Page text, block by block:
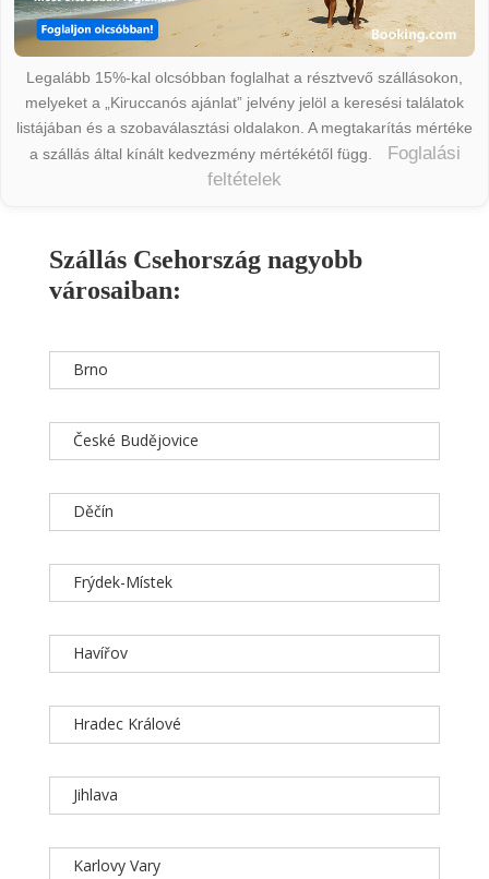
Legalább 15%-kal olcsóbban foglalhat a résztvevő szállásokon,
melyeket a „Kiruccanós ajánlat” jelvény jelöl a keresési találatok
listájában és a szobaválasztási oldalakon. A megtakarítás mértéke
a szállás által kínált kedvezmény mértékétől függ.
Foglalási
feltételek
Szállás Csehország nagyobb
városaiban:
Brno
České Budějovice
Děčín
Frýdek-Místek
Havířov
Hradec Králové
Jihlava
Karlovy Vary